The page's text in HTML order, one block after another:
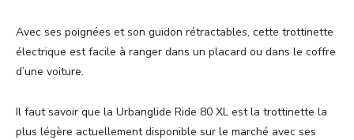
Avec ses poignées et son guidon rétractables, cette trottinette
électrique est facile à ranger dans un placard ou dans le coffre
d’une voiture.
Il faut savoir que la Urbanglide Ride 80 XL est la trottinette la
plus légère actuellement disponible sur le marché avec ses